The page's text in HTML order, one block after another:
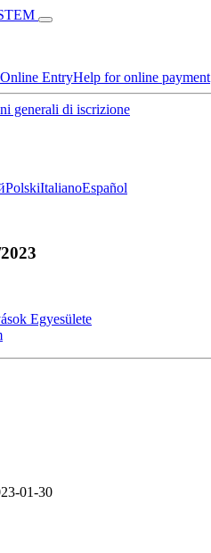
EntryHelp for online payment
generali di iscrizione
PolskiItalianoEspañol
Egyesülete
01-30